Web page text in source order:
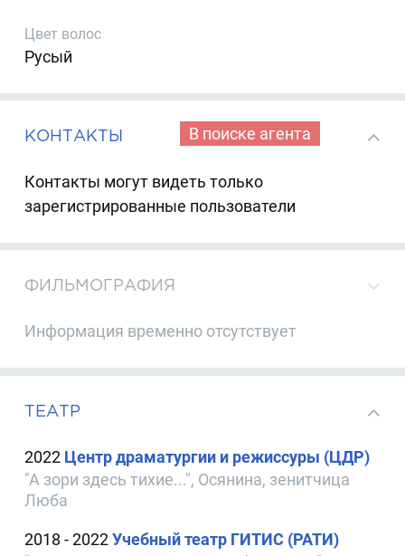
Цвет волос
Русый
КОНТАКТЫ В поиске агента
Контакты могут видеть только
зарегистрированные пользователи
ФИЛЬМОГРАФИЯ
Информация временно отсутствует
ТЕАТР
2022 Центр драматургии и режиссуры (ЦДР)
"А зори здесь тихие...", Осянина, зенитчица
Люба
2018 - 2022Учебный театр ГИТИС (РАТИ)